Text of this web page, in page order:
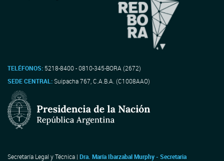
TELÉFONOS: 5218-8400 - 0810-345-BORA (2672)
SEDE CENTRAL:Suipacha 767, C.A.B.A. (C1008AAO)
Secretaría Legal y Técnica | Dra. María Ibarzabal Murphy - Secretaria